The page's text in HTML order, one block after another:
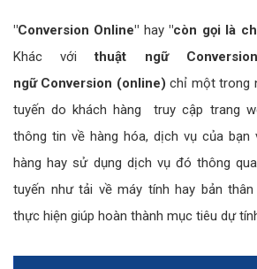
"Conversion Online" hay"còn gọi là
Khác với thuật ngữ
ngữ Conversion (online) chỉ một trong
tuyến do khách hàng truy cập trang
thông tin về hàng hóa, dịch vụ của bạn
hàng hay sử dụng dịch vụ đó thông
tuyến như tải về máy tính hay bản
thực hiện giúp hoàn thành mục tiêu dự